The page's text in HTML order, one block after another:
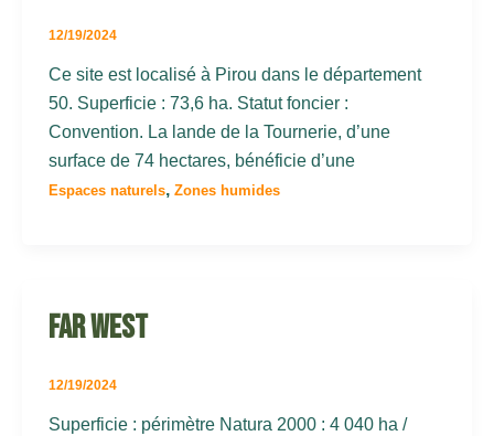
12/19/2024
Ce site est localisé à Pirou dans le département
50. Superficie : 73,6 ha. Statut foncier :
Convention. La lande de la Tournerie, d’une
surface de 74 hectares, bénéficie d’une
Espaces naturels, Zones humides
Far West
12/19/2024
Superficie : périmètre Natura 2000 : 4 040 ha /